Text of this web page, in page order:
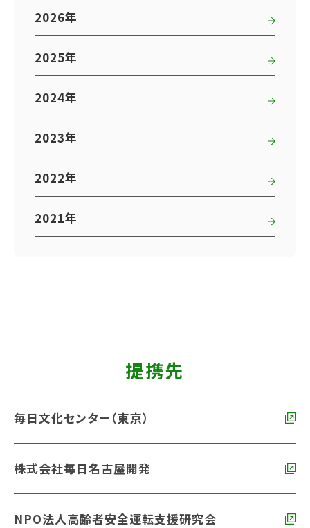
2026年
2025年
2024年
2023年
2022年
2021年
提携先
毎日文化センター（東京）
株式会社毎日名古屋開発
NPO法人高齢者安全運転支援研究会